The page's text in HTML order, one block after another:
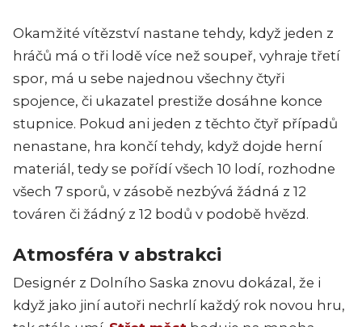
Okamžité vítězství nastane tehdy, když jeden z
hráčů má o tři lodě více než soupeř, vyhraje třetí
spor, má u sebe najednou všechny čtyři
spojence, či ukazatel prestiže dosáhne konce
stupnice. Pokud ani jeden z těchto čtyř případů
nenastane, hra končí tehdy, když dojde herní
materiál, tedy se pořídí všech 10 lodí, rozhodne
všech 7 sporů, v zásobě nezbývá žádná z 12
továren či žádný z 12 bodů v podobě hvězd.
Atmosféra v abstrakci
Designér z Dolního Saska znovu dokázal, že i
když jako jiní autoři nechrlí každý rok novou hru,